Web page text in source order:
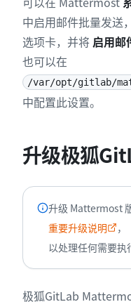
中启用邮件批量发送
选项卡，并将 启用邮
也可以在
/var/opt/gitlab/
中配置此设置。
升级极狐
升级 Mattermost
重要升级说明
，
以处理任何需要执
极狐GitLab